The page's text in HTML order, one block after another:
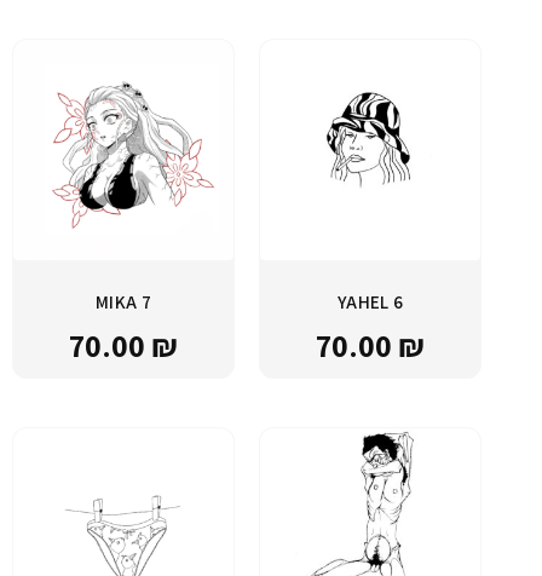
YAHEL 6
70.00 ₪
MIKA 7
70.00 ₪